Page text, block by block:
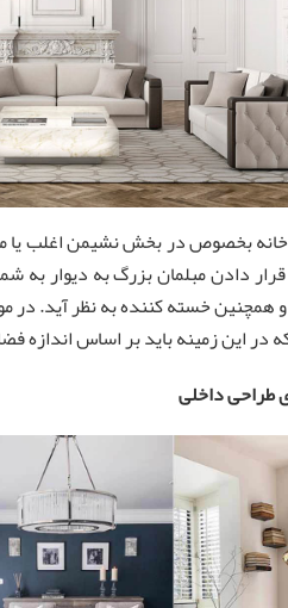
بخصوص در بخش نشیمن اغلب یا
دادن مبلمان بزرگ به دیوار به
و همچنین خسته کننده به نظر آید. در
در این زمینه باید بر اساس اندازه